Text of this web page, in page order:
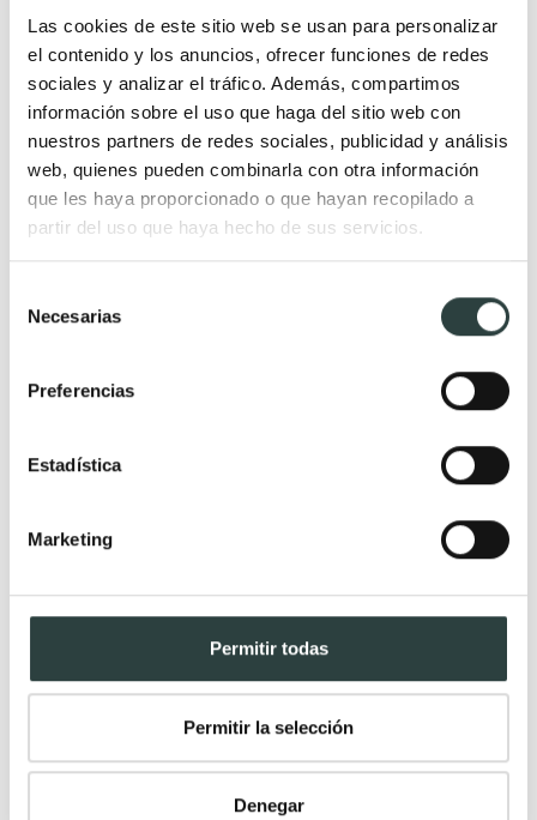
Las cookies de este sitio web se usan para personalizar
el contenido y los anuncios, ofrecer funciones de redes
sociales y analizar el tráfico. Además, compartimos
información sobre el uso que haga del sitio web con
nuestros partners de redes sociales, publicidad y análisis
web, quienes pueden combinarla con otra información
que les haya proporcionado o que hayan recopilado a
partir del uso que haya hecho de sus servicios.
Necesarias
Preferencias
Estadística
Marketing
Permitir todas
Permitir la selección
Denegar
Muebles de baño blanco
mate
Muebles de baño dorados
Mueble baño gris ceniza
Muebles de baño color roble y
cerezo
Muebles lavabo de madera
Muebles de baño color
Muebles de baño color verde
Muebles de baño estilo
Industrial
Muebles de baño estilo
Nórdico
Muebles para baño de
Nº de cajones